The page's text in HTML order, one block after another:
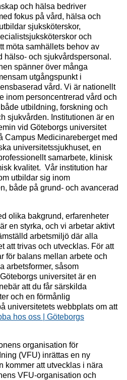
och hälsa bedriver
fokus på vård, hälsa och
sjuksköterskor,
och
möta samhällets behov av
hälso- och sjukvårdspersonal.
spänner över många
utgångspunkt i
vård. Vi är nationellt
inom personcentrerad vård och
utbildning, forskning och
sjukvården. Institutionen är en
vid Göteborgs universitet
Campus Medicinareberget med
universitetssjukhuset, en
samarbete, klinisk
kvalitet. Vår institution har
utbildar sig inom
både på grund- och avancerad
olika bakgrund, erfarenheter
en styrka, och vi arbetar aktivt
arbetsmiljö där alla
att trivas och utvecklas. För att
för balans mellan arbete och
arbetsformer, såsom
universitet är en
att du får särskilda
och en förmånlig
universitetets webbplats om att
hos oss | Göteborgs
organisation för
(VFU) inrättas en ny
kommer att utvecklas i nära
VFU-organisation och